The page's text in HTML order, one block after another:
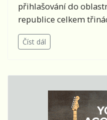
přihlašování do
republice celkem
Číst dál